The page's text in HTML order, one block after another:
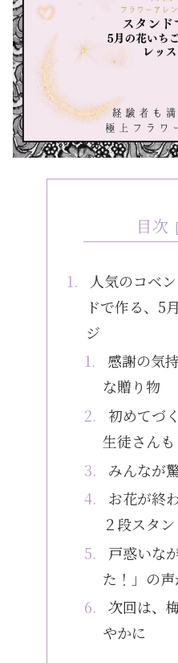
目次
人気のコベ
ドで作る、5
ジ
感謝の気
な贈り物
初めてづ
生徒さん
みんなが
お花が終
２段スタ
戸惑いな
た！」の
次回は、
やかに